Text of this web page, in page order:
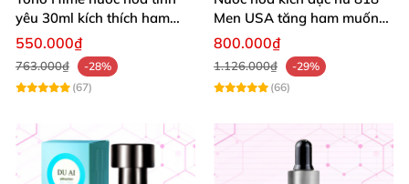
yêu 30ml kích thích ham
muốn nữ cao cấp
550.000₫
763.000₫
-28%
(67)
Men USA tăng ham muốn
gợi cảm mạnh
800.000₫
1.126.000₫
-29%
(66)